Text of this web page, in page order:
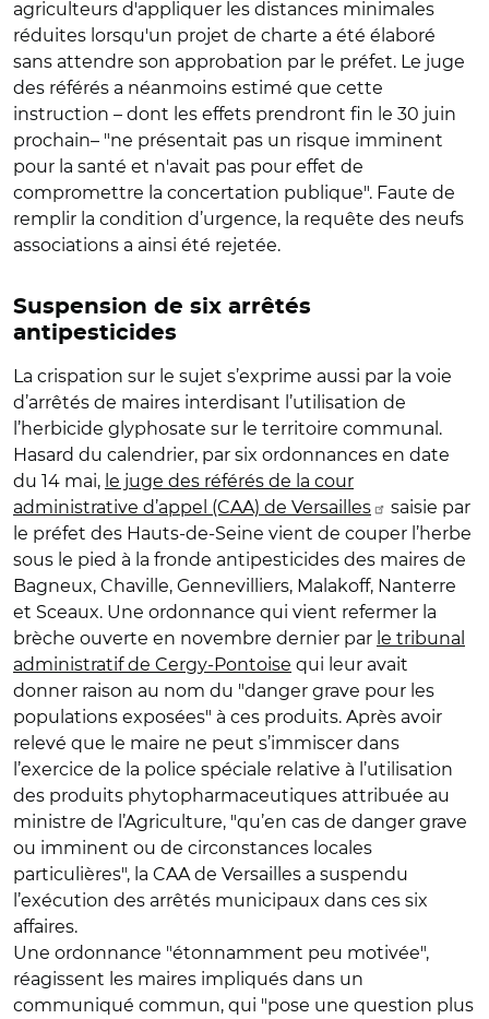
agriculteurs d'appliquer les distances minimales
réduites lorsqu'un projet de charte a été élaboré
sans attendre son approbation par le préfet. Le juge
des référés a néanmoins estimé que cette
instruction – dont les effets prendront fin le 30 juin
prochain– "ne présentait pas un risque imminent
pour la santé et n'avait pas pour effet de
compromettre la concertation publique". Faute de
remplir la condition d’urgence, la requête des neufs
associations a ainsi été rejetée.
Suspension de six arrêtés
antipesticides
La crispation sur le sujet s’exprime aussi par la voie
d’arrêtés de maires interdisant l’utilisation de
l’herbicide glyphosate sur le territoire communal.
Hasard du calendrier, par six ordonnances en date
du 14 mai, le juge des référés de la cour
administrative d’appel (CAA) de Versailles
saisie par
le préfet des Hauts-de-Seine vient de couper l’herbe
sous le pied à la fronde antipesticides des maires de
Bagneux, Chaville, Gennevilliers, Malakoff, Nanterre
et Sceaux. Une ordonnance qui vient refermer la
brèche ouverte en novembre dernier par le tribunal
administratif de Cergy-Pontoise qui leur avait
donner raison au nom du "danger grave pour les
populations exposées" à ces produits. Après avoir
relevé que le maire ne peut s’immiscer dans
l’exercice de la police spéciale relative à l’utilisation
des produits phytopharmaceutiques attribuée au
ministre de l’Agriculture, "qu’en cas de danger grave
ou imminent ou de circonstances locales
particulières", la CAA de Versailles a suspendu
l’exécution des arrêtés municipaux dans ces six
affaires.
Une ordonnance "étonnamment peu motivée",
réagissent les maires impliqués dans un
communiqué commun, qui "pose une question plus